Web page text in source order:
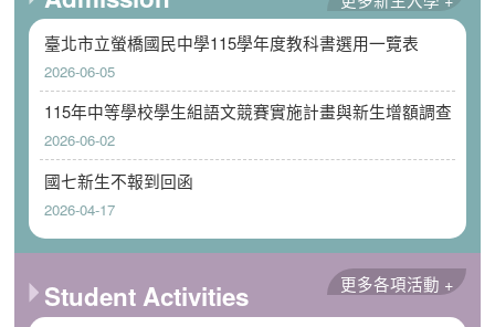
2026-06-05
臺北市立螢橋國民中學115學年度教科書選用一覽表
2026-06-02
115年中等學校學生組語文競賽實施計畫與新生增額調查
2026-04-17
國七新生不報到回函
Student Activities 更多各項活動 +